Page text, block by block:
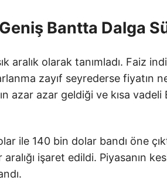
Bantta Dalga
aralık olarak tanımladı. Faiz
zayıf seyrederse fiyatın
azar azar geldiği ve kısa vadeli
ile 140 bin dolar bandı öne
işaret edildi. Piyasanın